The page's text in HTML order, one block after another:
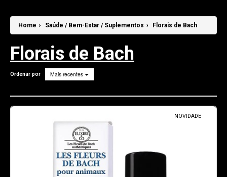
CONSULTAS de TAROT
Sobre mim . . .
Contatos
Pesquisar
Home › Saúde / Bem-Estar / Suplementos › Florais de Bach
Florais de Bach
Ordenar por Mais recentes
NOVIDADE